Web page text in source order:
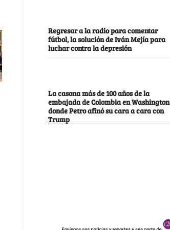
Regresar a la radio para comentar
fútbol, la solución de Iván Mejía para
luchar contra la depresión
La casona más de 100 años de la
embajada de Colombia en Washington
donde Petro afinó su cara a cara con
Trump